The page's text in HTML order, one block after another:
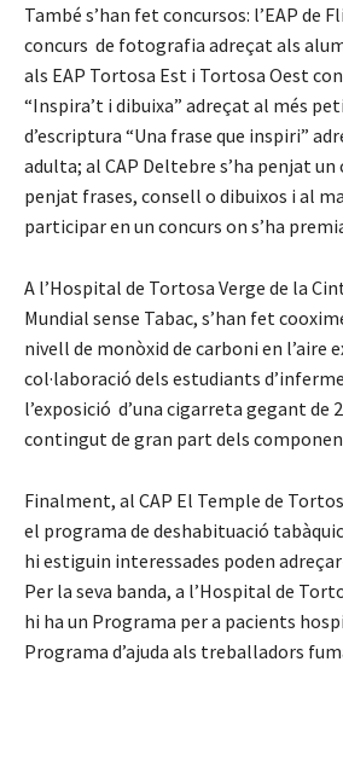
També s’han fet concursos: l’EAP de
concurs de fotografia adreçat als
als EAP Tortosa Est i Tortosa Oest
“Inspira’t i dibuixa” adreçat al més
d’escriptura “Una frase que inspiri”
adulta; al CAP Deltebre s’ha penjat un
penjat frases, consell o dibuixos i al
participar en un concurs on s’ha
A l’Hospital de Tortosa Verge de la
Mundial sense Tabac, s’han fet
nivell de monòxid de carboni en l’aire
col·laboració dels estudiants
l’exposició d’una cigarreta gegant de
contingut de gran part dels
Finalment, al CAP El Temple de
el programa de deshabituació
hi estiguin interessades poden
Per la seva banda, a l’Hospital de
hi ha un Programa per a pacients
Programa d’ajuda als treballadors